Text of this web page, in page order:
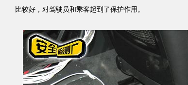
比较好，对驾驶员和乘客起到了保护作用。